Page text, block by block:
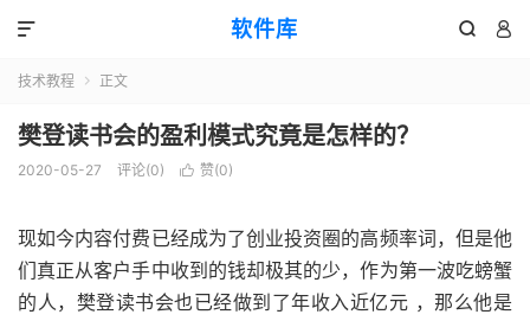
软件库  

技术教程  正文
樊登读书会的盈利模式究竟是怎样的？
2020-05-27 评论(0)  赞(0)
现如今内容付费已经成为了创业投资圈的高频率词，但是他
们真正从客户手中收到的钱却极其的少，作为第一波吃螃蟹
的人，樊登读书会也已经做到了年收入近亿元 ，那么他是